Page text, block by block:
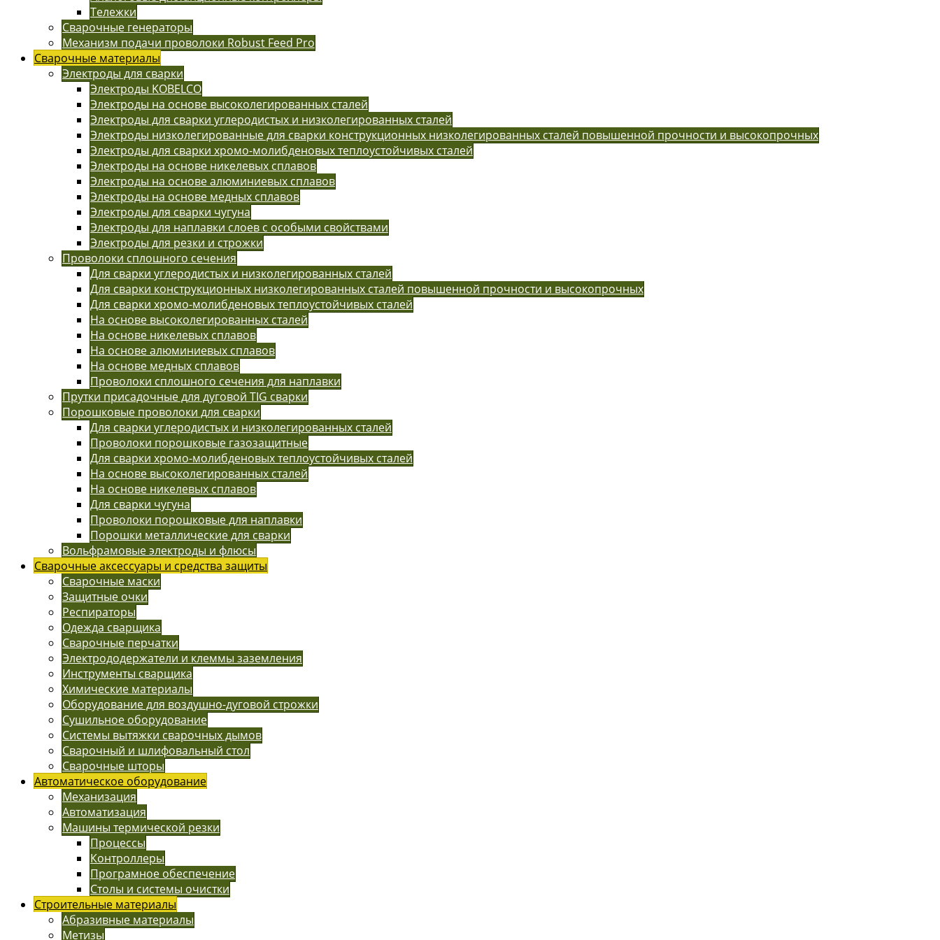
Тележки
Сварочные генераторы
Механизм подачи проволоки Robust Feed Pro
Сварочные материалы
Электроды для сварки
Электроды KOBELCO
Электроды на основе высоколегированных сталей
Электроды для сварки углеродистых и низколегированных сталей
Электроды низколегированные для сварки конструкционных низколегированных сталей повышенной прочности и высокопрочных
Электроды для сварки хромо-молибденовых теплоустойчивых сталей
Электроды на основе никелевых сплавов
Электроды на основе алюминиевых сплавов
Электроды на основе медных сплавов
Электроды для сварки чугуна
Электроды для наплавки слоев с особыми свойствами
Электроды для резки и строжки
Проволоки сплошного сечения
Для сварки углеродистых и низколегированных сталей
Для сварки конструкционных низколегированных сталей повышенной прочности и высокопрочных
Для сварки хромо-молибденовых теплоустойчивых сталей
На основе высоколегированных сталей
На основе никелевых сплавов
На основе алюминиевых сплавов
На основе медных сплавов
Проволоки сплошного сечения для наплавки
Прутки присадочные для дуговой TIG сварки
Порошковые проволоки для сварки
Для сварки углеродистых и низколегированных сталей
Проволоки порошковые газозащитные
Для сварки хромо-молибденовых теплоустойчивых сталей
На основе высоколегированных сталей
На основе никелевых сплавов
Для сварки чугуна
Проволоки порошковые для наплавки
Порошки металлические для сварки
Вольфрамовые электроды и флюсы
Сварочные аксессуары и средства защиты
Сварочные маски
Защитные очки
Респираторы
Одежда сварщика
Сварочные перчатки
Электрододержатели и клеммы заземления
Инструменты сварщика
Химические материалы
Оборудование для воздушно-дуговой строжки
Сушильное оборудование
Системы вытяжки сварочных дымов
Сварочный и шлифовальный стол
Сварочные шторы
Автоматическое оборудование
Механизация
Автоматизация
Машины термической резки
Процессы
Контроллеры
Програмное обеспечение
Столы и системы очистки
Строительные материалы
Абразивные материалы
Метизы